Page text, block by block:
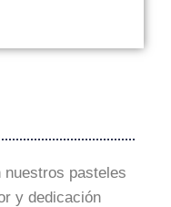
nuestros pasteles
y dedicación